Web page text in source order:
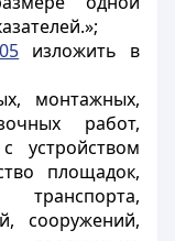
изложить в
монтажных,
работ,
устройством
площадок,
сооружений,